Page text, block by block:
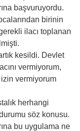
başvuruyordu.
birinin
ilacı toplanan
kesildi. Devlet
vermiyorum,
vermiyorum
herhangi
söz konusu.
bu uygulama ne